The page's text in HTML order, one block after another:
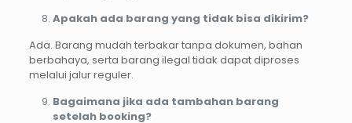
Apakah ada barang yang tidak bisa dikirim?
Ada. Barang mudah terbakar tanpa dokumen, bahan
berbahaya, serta barang ilegal tidak dapat diproses
melalui jalur reguler.
Bagaimana jika ada tambahan barang
setelah booking?